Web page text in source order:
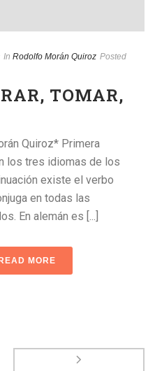
In Rodolfo Morán Quiroz Posted
TOMAR,
Quiroz* Primera
los tres idiomas de los
existe el verbo
en todas las
En alemán es [...]
READ MORE